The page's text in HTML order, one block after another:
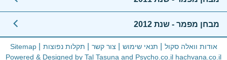
מבחן מפמר - שנת 2012
אודות וואלה סקול תנאי שימוש צור קשר תקלות נפוצות
Sitemap
Powered & Designed by Tal Tasuna and Psycho.co.il hachvana.co.il